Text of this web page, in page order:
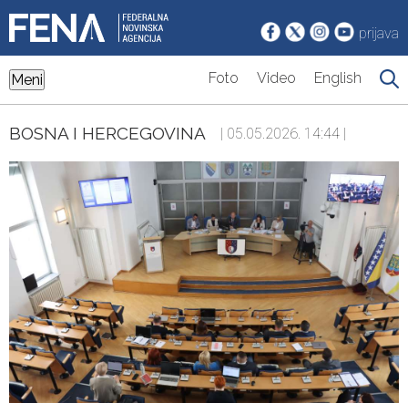
prijava
Meni Foto Video English
BOSNA I HERCEGOVINA | 05.05.2026. 14:44 |